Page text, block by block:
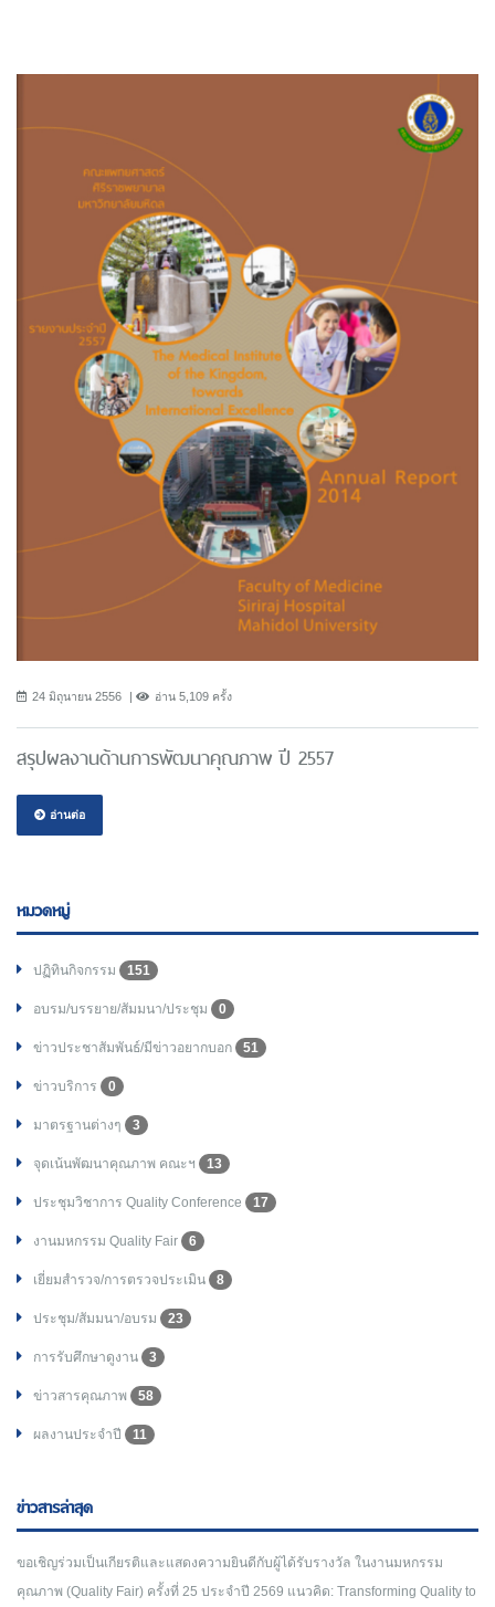
24 มิถุนายน 2556 อ่าน 5,109 ครั้ง
สรุปผลงานด้านการพัฒนาคุณภาพ ปี 2557
อ่านต่อ
หมวดหมู่
ปฏิทินกิจกรรม 151
อบรม/บรรยาย/สัมมนา/ประชุม 0
ข่าวประชาสัมพันธ์/มีข่าวอยากบอก 51
ข่าวบริการ 0
มาตรฐานต่างๆ 3
จุดเน้นพัฒนาคุณภาพ คณะฯ 13
ประชุมวิชาการ Quality Conference 17
งานมหกรรม Quality Fair 6
เยี่ยมสำรวจ/การตรวจประเมิน 8
ประชุม/สัมมนา/อบรม 23
การรับศึกษาดูงาน 3
ข่าวสารคุณภาพ 58
ผลงานประจำปี 11
ข่าวสารล่าสุด
ขอเชิญร่วมเป็นเกียรติและแสดงความยินดีกับผู้ได้รับรางวัล ในงานมหกรรม
คุณภาพ (Quality Fair) ครั้งที่ 25 ประจำปี 2569 แนวคิด: Transforming Quality to